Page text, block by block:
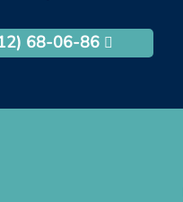
68-06-86